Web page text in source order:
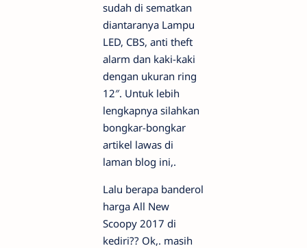
sudah di sematkan
diantaranya Lampu
LED, CBS, anti theft
alarm dan kaki-kaki
dengan ukuran ring
12″. Untuk lebih
lengkapnya silahkan
bongkar-bongkar
artikel lawas di
laman blog ini,.
Lalu berapa banderol
harga All New
Scoopy 2017 di
kediri?? Ok,. masih